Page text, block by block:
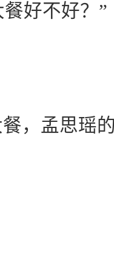
好不好？”
孟思瑶的